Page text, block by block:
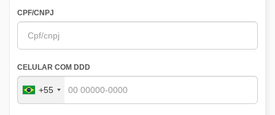
CPF/CNPJ
CELULAR COM DDD
+55